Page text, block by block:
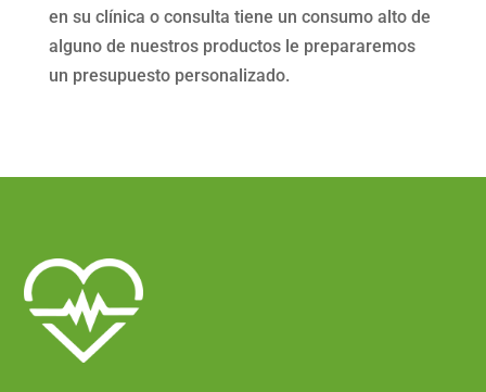
en su clínica o consulta tiene un consumo alto de
alguno de nuestros productos le prepararemos
un presupuesto personalizado.